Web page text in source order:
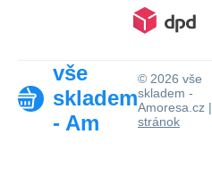
vše
skladem
- Am
© 2026 vše
skladem -
Amoresa.cz |
stránok